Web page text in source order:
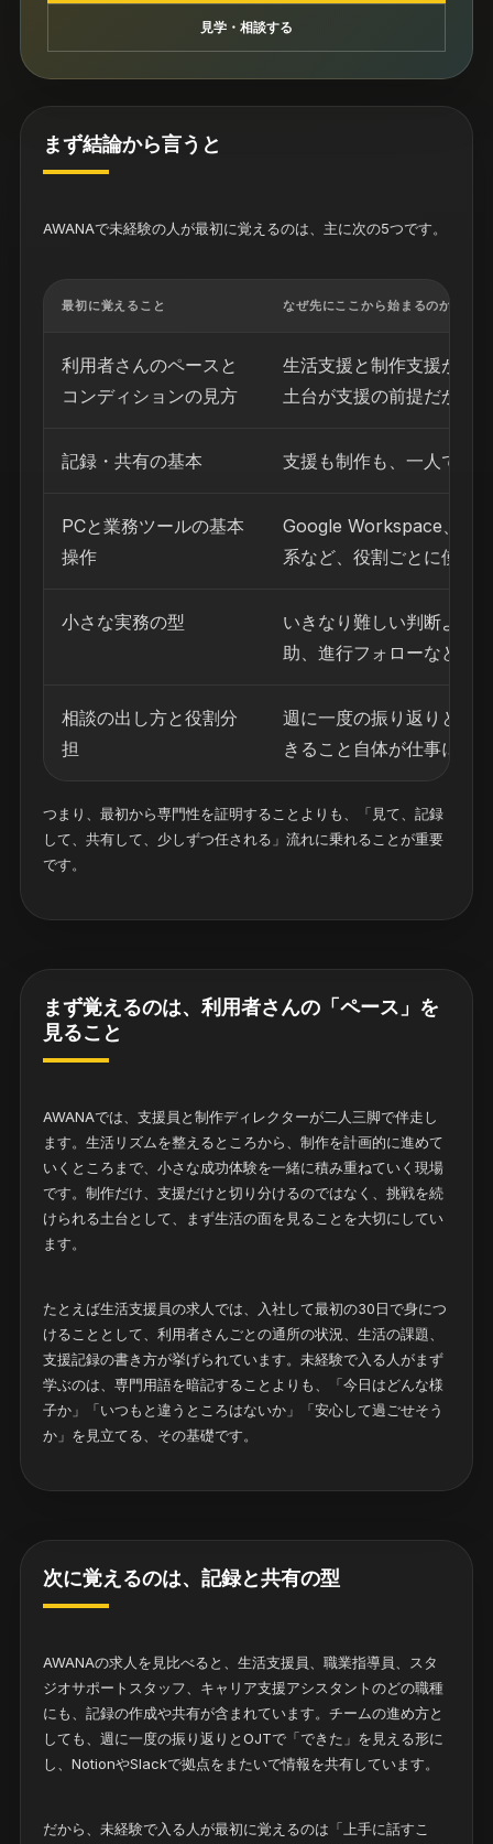
見学・相談する
まず結論から言うと
AWANAで未経験の人が最初に覚えるのは、主に次の5つです。
最初に覚えること なぜ先にここから始まるのか
利用者さんのペースと
コンディションの見方
生活支援と制作支援が分
土台が支援の前提だから
記録・共有の基本 支援も制作も、一人で抱
PCと業務ツールの基本
操作
Google Workspace、
系など、役割ごとに使う
小さな実務の型
いきなり難しい判断より
助、進行フォローなどか
相談の出し方と役割分
担
週に一度の振り返りと
きること自体が仕事にな
つまり、最初から専門性を証明することよりも、「見て、記録
して、共有して、少しずつ任される」流れに乗れることが重要
です。
まず覚えるのは、利用者さんの「ペース」を
見ること
AWANAでは、支援員と制作ディレクターが二人三脚で伴走し
ます。生活リズムを整えるところから、制作を計画的に進めて
いくところまで、小さな成功体験を一緒に積み重ねていく現場
です。制作だけ、支援だけと切り分けるのではなく、挑戦を続
けられる土台として、まず生活の面を見ることを大切にしてい
ます。
たとえば生活支援員の求人では、入社して最初の30日で身につ
けることとして、利用者さんごとの通所の状況、生活の課題、
支援記録の書き方が挙げられています。未経験で入る人がまず
学ぶのは、専門用語を暗記することよりも、「今日はどんな様
子か」「いつもと違うところはないか」「安心して過ごせそう
か」を見立てる、その基礎です。
次に覚えるのは、記録と共有の型
AWANAの求人を見比べると、生活支援員、職業指導員、スタ
ジオサポートスタッフ、キャリア支援アシスタントのどの職種
にも、記録の作成や共有が含まれています。チームの進め方と
しても、週に一度の振り返りとOJTで「できた」を見える形に
し、NotionやSlackで拠点をまたいで情報を共有しています。
だから、未経験で入る人が最初に覚えるのは「上手に話すこ